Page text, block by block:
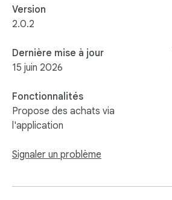
Version
2.0.2
Dernière mise à jour
15 juin 2026
Fonctionnalités
Propose des achats via
l'application
Signaler un problème